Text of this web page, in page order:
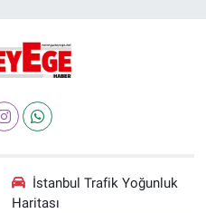
İstanbul Trafik Yoğunluk
Haritası